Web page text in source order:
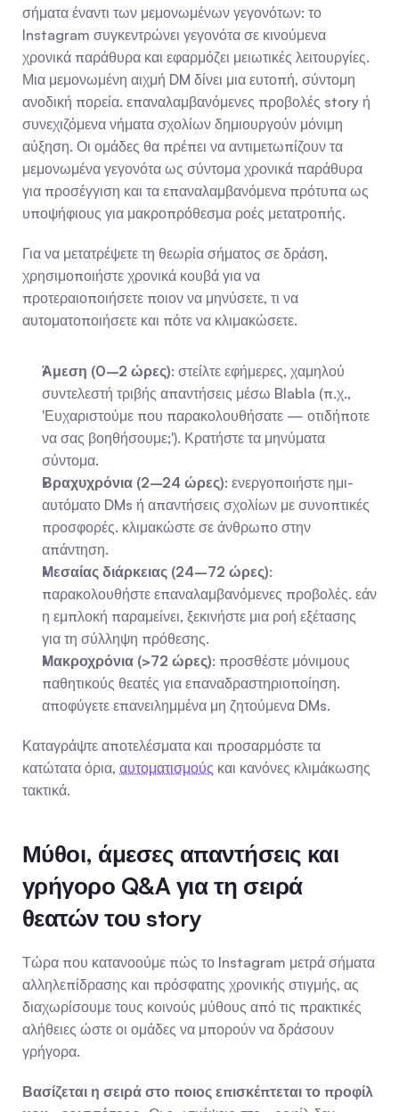
σήματα έναντι των μεμονωμένων γεγονότων: το
Instagram συγκεντρώνει γεγονότα σε κινούμενα
χρονικά παράθυρα και εφαρμόζει μειωτικές λειτουργίες.
Μια μεμονωμένη αιχμή DM δίνει μια ευτοπή, σύντομη
ανοδική πορεία. επαναλαμβανόμενες προβολές story ή
συνεχιζόμενα νήματα σχολίων δημιουργούν μόνιμη
αύξηση. Οι ομάδες θα πρέπει να αντιμετωπίζουν τα
μεμονωμένα γεγονότα ως σύντομα χρονικά παράθυρα
για προσέγγιση και τα επαναλαμβανόμενα πρότυπα ως
υποψήφιους για μακροπρόθεσμα ροές μετατροπής.
Για να μετατρέψετε τη θεωρία σήματος σε δράση,
χρησιμοποιήστε χρονικά κουβά για να
προτεραιοποιήσετε ποιον να μηνύσετε, τι να
αυτοματοποιήσετε και πότε να κλιμακώσετε.
Άμεση (0–2 ώρες): στείλτε εφήμερες, χαμηλού
συντελεστή τριβής απαντήσεις μέσω Blabla (π.χ.,
'Ευχαριστούμε που παρακολουθήσατε — οτιδήποτε
να σας βοηθήσουμε;'). Κρατήστε τα μηνύματα
σύντομα.
Βραχυχρόνια (2–24 ώρες): ενεργοποιήστε ημι-
αυτόματο DMs ή απαντήσεις σχολίων με συνοπτικές
προσφορές. κλιμακώστε σε άνθρωπο στην
απάντηση.
Μεσαίας διάρκειας (24–72 ώρες):
παρακολουθήστε επαναλαμβανόμενες προβολές. εάν
η εμπλοκή παραμείνει, ξεκινήστε μια ροή εξέτασης
για τη σύλληψη πρόθεσης.
Μακροχρόνια (>72 ώρες): προσθέστε μόνιμους
παθητικούς θεατές για επαναδραστηριοποίηση.
αποφύγετε επανειλημμένα μη ζητούμενα DMs.
Καταγράψτε αποτελέσματα και προσαρμόστε τα
κατώτατα όρια, αυτοματισμούς και κανόνες κλιμάκωσης
τακτικά.
Μύθοι, άμεσες απαντήσεις και
γρήγορο Q&A για τη σειρά
θεατών του story
Τώρα που κατανοούμε πώς το Instagram μετρά σήματα
αλληλεπίδρασης και πρόσφατης χρονικής στιγμής, ας
διαχωρίσουμε τους κοινούς μύθους από τις πρακτικές
αλήθειες ώστε οι ομάδες να μπορούν να δράσουν
γρήγορα.
Βασίζεται η σειρά στο ποιος επισκέπτεται το προφίλ